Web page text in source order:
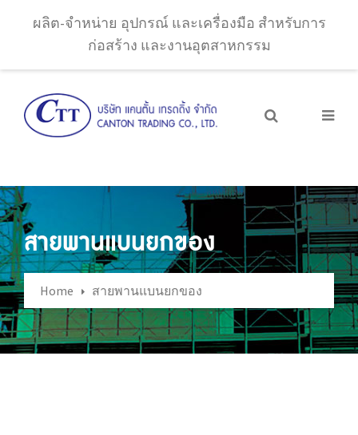
ผลิต-จำหน่าย อุปกรณ์ และเครื่องมือ สำหรับการ
ก่อสร้าง และงานอุตสาหกรรม
สายพานแบนยกของ
Home สายพานแบนยกของ